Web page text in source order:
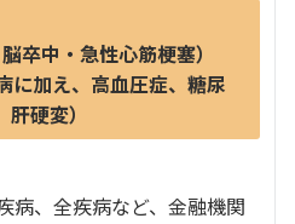
卒中・急性心筋梗塞）
に加え、高血圧症、糖尿
硬変）
病、全疾病など、金融機関